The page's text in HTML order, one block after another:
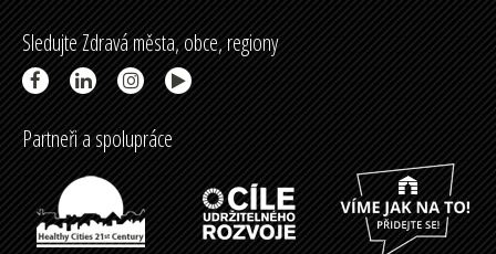
Sledujte Zdravá města, obce, regiony
Partneři a spolupráce